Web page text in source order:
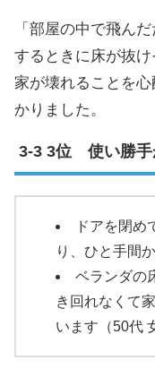
「部屋の中で飛ん
するときに床が抜
家が壊れることを
かりました。
3位 使い勝手
ドアを閉め
り、ひと手間
ベランダの
き回れなくて
います（50代